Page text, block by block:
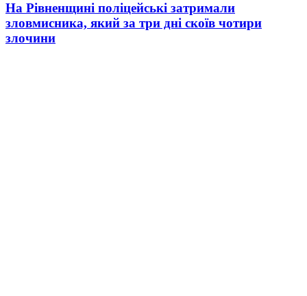
На Рівненщині поліцейські затримали
зловмисника, який за три дні скоїв чотири
злочини